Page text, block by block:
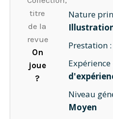
titre
de la
revue
On
joue
?
Nature
Prestation :
Expérience
Niveau
Moyen